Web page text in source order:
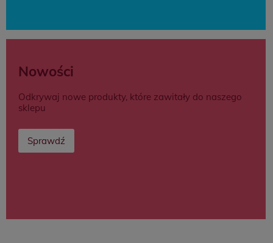
Nowości
Odkrywaj nowe produkty, które zawitały do naszego
sklepu
Sprawdź